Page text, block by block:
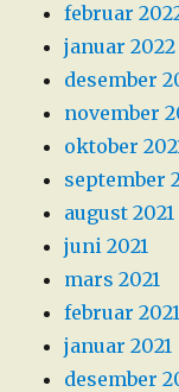
februar
januar 2022
desember
november
oktober
september
august 2021
juni 2021
mars 2021
februar 2021
januar 2021
desember